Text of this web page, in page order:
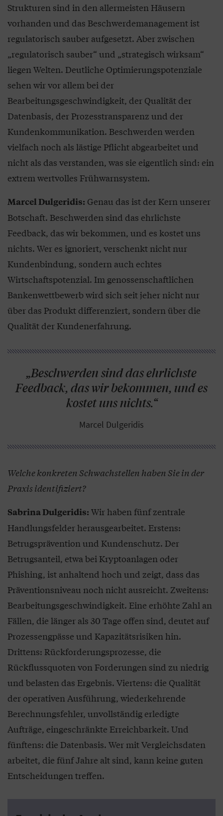
Strukturen sind in den allermeisten Häusern
vorhanden und das Beschwerdemanagement ist
regulatorisch sauber aufgesetzt. Aber zwischen
„regulatorisch sauber“ und „strategisch wirksam“
liegen Welten. Deutliche Optimierungspotenziale
sehen wir vor allem bei der
Bearbeitungsgeschwindigkeit, der Qualität der
Datenbasis, der Prozesstransparenz und der
Kundenkommunikation. Beschwerden werden
vielfach noch als lästige Pflicht abgearbeitet und
nicht als das verstanden, was sie eigentlich sind: ein
extrem wertvolles Frühwarnsystem.
Marcel Dulgeridis: Genau das ist der Kern unserer
Botschaft. Beschwerden sind das ehrlichste
Feedback, das wir bekommen, und es kostet uns
nichts. Wer es ignoriert, verschenkt nicht nur
Kundenbindung, sondern auch echtes
Wirtschaftspotenzial. Im genossenschaftlichen
Bankenwettbewerb wird sich seit jeher nicht nur
über das Produkt differenziert, sondern über die
Qualität der Kundenerfahrung.
„Beschwerden sind das ehrlichste
Feedback, das wir bekommen, und es
kostet uns nichts.“
Marcel Dulgeridis
Welche konkreten Schwachstellen haben Sie in der
Praxis identifiziert?
Sabrina Dulgeridis: Wir haben fünf zentrale
Handlungsfelder herausgearbeitet. Erstens:
Betrugsprävention und Kundenschutz. Der
Betrugsanteil, etwa bei Kryptoanlagen oder
Phishing, ist anhaltend hoch und zeigt, dass das
Präventionsniveau noch nicht ausreicht. Zweitens:
Bearbeitungsgeschwindigkeit. Eine erhöhte Zahl an
Fällen, die länger als 30 Tage offen sind, deutet auf
Prozessengpässe und Kapazitätsrisiken hin.
Drittens: Rückforderungsprozesse, die
Rückflussquoten von Forderungen sind zu niedrig
und belasten das Ergebnis. Viertens: die Qualität
der operativen Ausführung, wiederkehrende
Berechnungsfehler, unvollständig erledigte
Aufträge, eingeschränkte Erreichbarkeit. Und
fünftens: die Datenbasis. Wer mit Vergleichsdaten
arbeitet, die fünf Jahre alt sind, kann keine guten
Entscheidungen treffen.